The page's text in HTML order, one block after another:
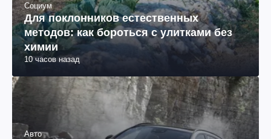
Социум
Для поклонников естественных
методов: как бороться с улитками без
химии
10 часов назад
Авто